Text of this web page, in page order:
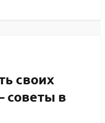
своих
советы в